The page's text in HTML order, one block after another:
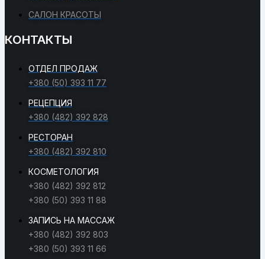
САЛОН КРАСОТЫ
КОНТАКТЫ
ОТДЕЛ ПРОДАЖ
+380 (50) 393 11 77
РЕЦЕПЦИЯ
+380 (482) 392 828
РЕСТОРАН
+380 (482) 392 810
КОСМЕТОЛОГИЯ
+380 (482) 392 812
+380 (50) 393 11 88
ЗАПИСЬ НА МАССАЖ
+380 (482) 392 803
+380 (50) 393 11 66